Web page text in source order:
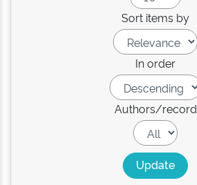
Sort items by
In order
Authors/record